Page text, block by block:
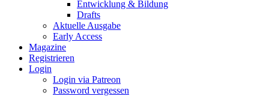
Entwicklung & Bildung
Drafts
Aktuelle Ausgabe
Early Access
Magazine
Registrieren
Login
Login via Patreon
Password vergessen